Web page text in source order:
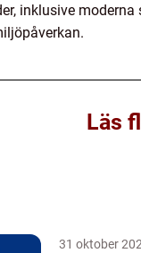
inklusive
Läs
31 oktober